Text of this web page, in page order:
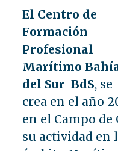
El Centro de
Formación
Profesional
Marítimo
del Sur BdS, se
crea en el año
en el Campo
su actividad en